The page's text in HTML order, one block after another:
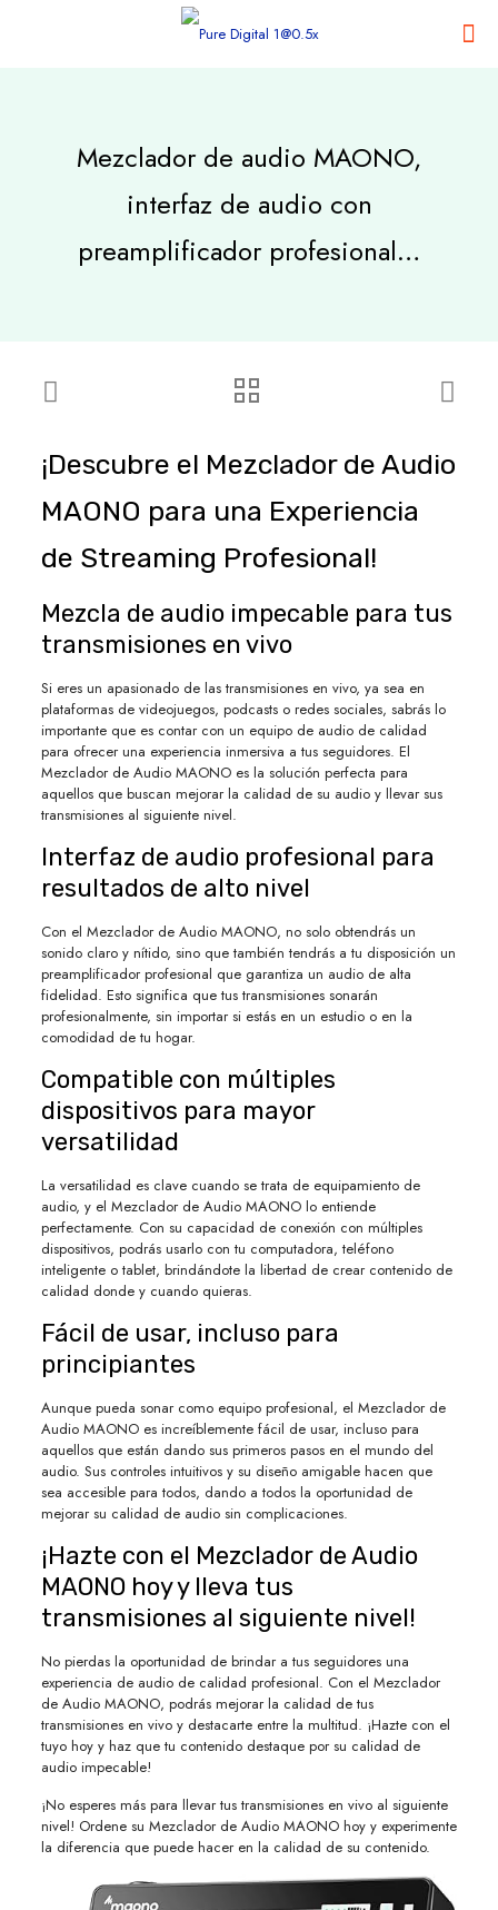
Mezclador de audio MAONO,
interfaz de audio con
preamplificador profesional…
¡Descubre el Mezclador de Audio
MAONO para una Experiencia
de Streaming Profesional!
Mezcla de audio impecable para tus
transmisiones en vivo
Si eres un apasionado de las transmisiones en vivo, ya sea en
plataformas de videojuegos, podcasts o redes sociales, sabrás lo
importante que es contar con un equipo de audio de calidad
para ofrecer una experiencia inmersiva a tus seguidores. El
Mezclador de Audio MAONO es la solución perfecta para
aquellos que buscan mejorar la calidad de su audio y llevar sus
transmisiones al siguiente nivel.
Interfaz de audio profesional para
resultados de alto nivel
Con el Mezclador de Audio MAONO, no solo obtendrás un
sonido claro y nítido, sino que también tendrás a tu disposición un
preamplificador profesional que garantiza un audio de alta
fidelidad. Esto significa que tus transmisiones sonarán
profesionalmente, sin importar si estás en un estudio o en la
comodidad de tu hogar.
Compatible con múltiples
dispositivos para mayor
versatilidad
La versatilidad es clave cuando se trata de equipamiento de
audio, y el Mezclador de Audio MAONO lo entiende
perfectamente. Con su capacidad de conexión con múltiples
dispositivos, podrás usarlo con tu computadora, teléfono
inteligente o tablet, brindándote la libertad de crear contenido de
calidad donde y cuando quieras.
Fácil de usar, incluso para
principiantes
Aunque pueda sonar como equipo profesional, el Mezclador de
Audio MAONO es increíblemente fácil de usar, incluso para
aquellos que están dando sus primeros pasos en el mundo del
audio. Sus controles intuitivos y su diseño amigable hacen que
sea accesible para todos, dando a todos la oportunidad de
mejorar su calidad de audio sin complicaciones.
¡Hazte con el Mezclador de Audio
MAONO hoy y lleva tus
transmisiones al siguiente nivel!
No pierdas la oportunidad de brindar a tus seguidores una
experiencia de audio de calidad profesional. Con el Mezclador
de Audio MAONO, podrás mejorar la calidad de tus
transmisiones en vivo y destacarte entre la multitud. ¡Hazte con el
tuyo hoy y haz que tu contenido destaque por su calidad de
audio impecable!
¡No esperes más para llevar tus transmisiones en vivo al siguiente
nivel! Ordene su Mezclador de Audio MAONO hoy y experimente
la diferencia que puede hacer en la calidad de su contenido.